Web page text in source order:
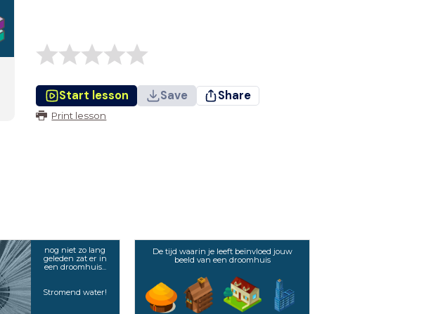
Start lesson Save Share
Print lesson
nog niet zo lang
geleden zat er in
een droomhuis...
Stromend water!
De tijd waarin je leeft beïnvloed jouw
beeld van een droomhuis